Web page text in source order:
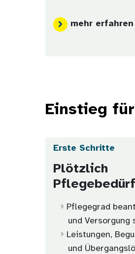
mehr erfahren
Einstieg
Erste Schritte
Plötzlich
Pflegegrad
und Versorgung
Leistungen,
und